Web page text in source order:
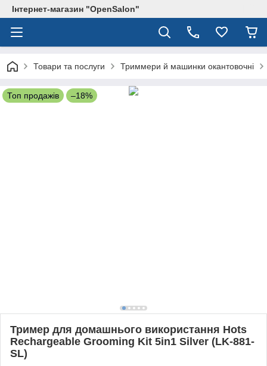
Інтернет-магазин "OpenSalon"
Товари та послуги Триммери й машинки окантовочні
Топ продажів –18%
Тример для домашнього використання Hots
Rechargeable Grooming Kit 5in1 Silver (LK-881-
SL)